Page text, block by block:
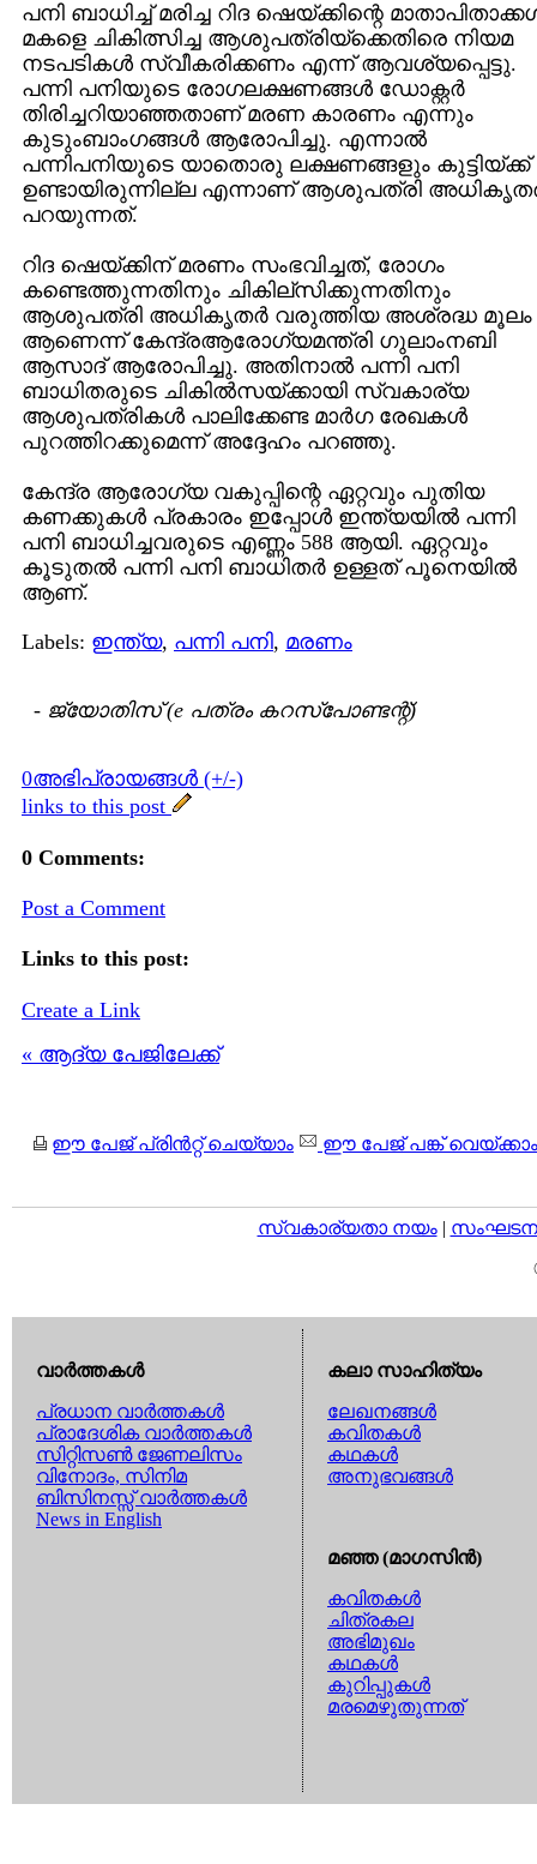
പനി ബാധിച്ച് മരിച്ച റിദ ഷെയ്ക്കിന്റെ
മകളെ ചികിത്സിച്ച ആശുപത്രിയ്ക്കെതിരെ നിയമ
നടപടികള്‍ സ്വീകരിക്കണം എന്ന് ആവശ്യപ്പെട്ടു.
പന്നി പനിയുടെ രോഗലക്ഷണങ്ങള്‍ ഡോക്റ്റര്‍
തിരിച്ചറിയാഞ്ഞതാണ് മരണ കാരണം എന്നും
കുടുംബാംഗങ്ങള്‍ ആരോപിച്ചു. എന്നാല്‍
പന്നിപനിയുടെ യാതൊരു ലക്ഷണങ്ങളും കുട്ടിയ്ക്ക്
ഉണ്ടായിരുന്നില്ല എന്നാണ് ആശുപത്രി
പറയുന്നത്.
റിദ ഷെയ്ക്കിന് മരണം സംഭവിച്ചത്, രോഗം
കണ്ടെത്തുന്നതിനും ചികില്സിക്കുന്നതിനും
ആശുപത്രി അധികൃതര്‍ വരുത്തിയ അശ്രദ്ധ മൂലം
ആണെന്ന് കേന്ദ്രആരോഗ്യമന്ത്രി ഗുലാംനബി
ആസാദ്‌ ആരോപിച്ചു. അതിനാല്‍ പന്നി പനി
ബാധിതരുടെ ചികില്‍സയ്ക്കായി സ്വകാര്യ
ആശുപത്രികള്‍ പാലിക്കേണ്ട മാര്‍ഗ രേഖകള്‍
പുറത്തിറക്കുമെന്ന് അദ്ദേഹം പറഞ്ഞു.
കേന്ദ്ര ആരോഗ്യ വകുപ്പിന്റെ ഏറ്റവും പുതിയ
കണക്കുകള്‍ പ്രകാരം ഇപ്പോള്‍ ഇന്ത്യയില്‍ പന്നി
പനി ബാധിച്ചവരുടെ എണ്ണം 588 ആയി. ഏറ്റവും
കൂടുതല്‍ പന്നി പനി ബാധിതര്‍ ഉള്ളത് പൂനെയില്‍
ആണ്.
Labels: ഇന്ത്യ, പന്നി പനി, മരണം
- ജ്യോതിസ് (e പത്രം കറസ്പോണ്ടന്റ്)
0അഭിപ്രായങ്ങള്‍ (+/-)
links to this post
0 Comments:
Post a Comment
Links to this post:
Create a Link
« ആദ്യ പേജിലേക്ക്
ഈ പേജ് പ്രിന്‍റ്റ് ചെയ്യാം ഈ പേജ് പങ്ക് വെയ്ക്കാം
സ്വകാര്യതാ നയം|
വാര്‍ത്തകള്‍
പ്രധാന വാര്‍ത്തകള്‍
പ്രാദേശിക വാര്‍ത്തകള്‍
സിറ്റിസണ്‍ ജേണലിസം
വിനോദം, സിനിമ
ബിസിനസ്സ് വാര്‍ത്തകള്‍
News in English
കലാ സാഹിത്യം
ലേഖനങ്ങള്‍
കവിതകള്‍
കഥകള്‍
അനുഭവങ്ങള്‍
മഞ്ഞ (മാഗസിന്‍)
കവിതകള്‍
ചിത്രകല
അഭിമുഖം
കഥകള്‍
കുറിപ്പുകള്‍
മരമെഴുതുന്നത്